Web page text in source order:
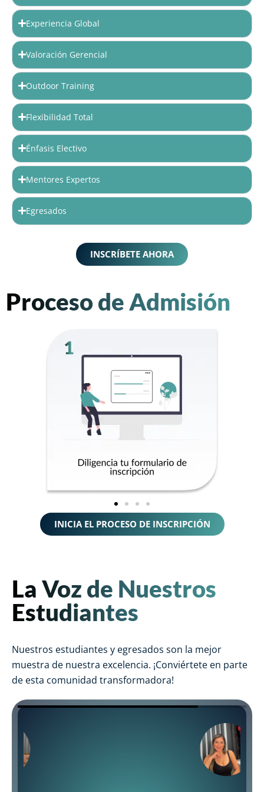
Experiencia Global
Valoración Gerencial
Outdoor Training
Flexibilidad Total
Énfasis Electivo
Mentores Expertos
Egresados
INSCRÍBETE AHORA
Proceso de Admisión
INICIA EL PROCESO DE INSCRIPCIÓN
La Voz de Nuestros
Estudiantes
Nuestros estudiantes y egresados son la mejor
muestra de nuestra excelencia. ¡Conviértete en parte
de esta comunidad transformadora!